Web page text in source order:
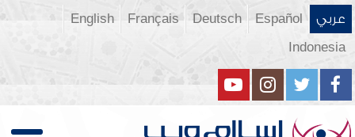
عربي Español
Deutsch
Français
English
Indonesia